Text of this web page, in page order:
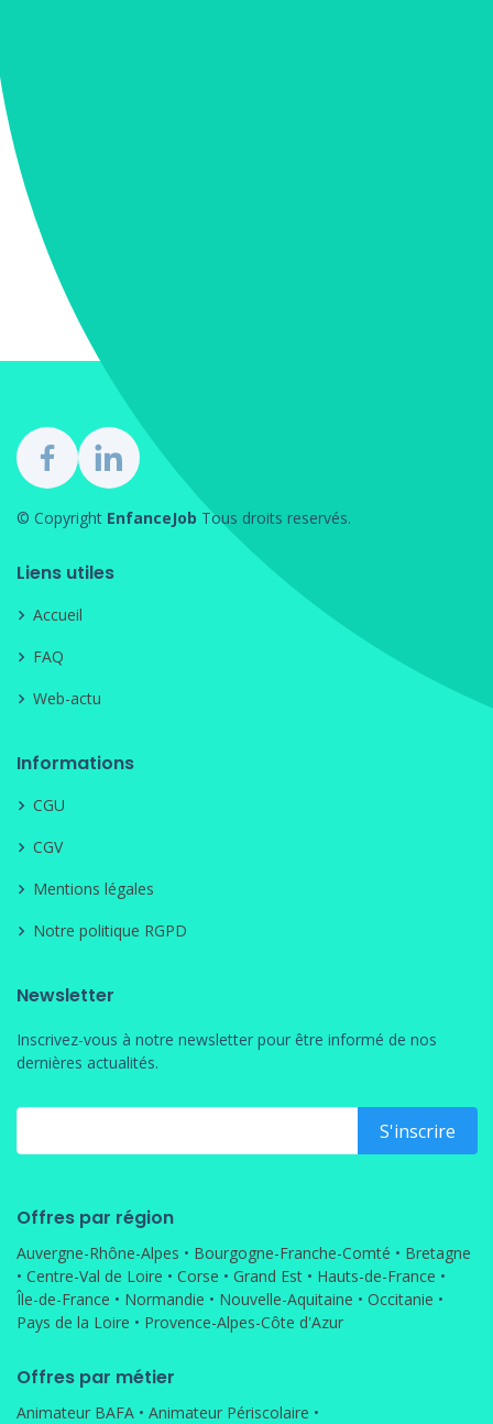
© Copyright EnfanceJob Tous droits reservés.
Liens utiles
Accueil
FAQ
Web-actu
Informations
CGU
CGV
Mentions légales
Notre politique RGPD
Newsletter
Inscrivez-vous à notre newsletter pour être informé de nos
dernières actualités.
Offres par région
Auvergne-Rhône-Alpes • Bourgogne-Franche-Comté • Bretagne
• Centre-Val de Loire • Corse • Grand Est • Hauts-de-France •
Île-de-France • Normandie • Nouvelle-Aquitaine • Occitanie •
Pays de la Loire • Provence-Alpes-Côte d'Azur
Offres par métier
Animateur BAFA • Animateur Périscolaire •